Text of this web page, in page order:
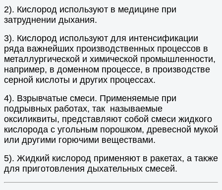
2). Кислород используют в медицине при
затруднении дыхания.
3). Кислород используют для интенсификации
ряда важнейших производственных процессов в
металлургической и химической промышленности,
например, в доменном процессе, в производстве
серной кислоты и других процессах.
4). Взрывчатые смеси. Применяемые при
подрывных работах, так называемые
оксиликвиты, представляют собой смеси жидкого
кислорода с угольным порошком, древесной мукой
или другими горючими веществами.
5). Жидкий кислород применяют в ракетах, а также
для приготовления дыхательных смесей.